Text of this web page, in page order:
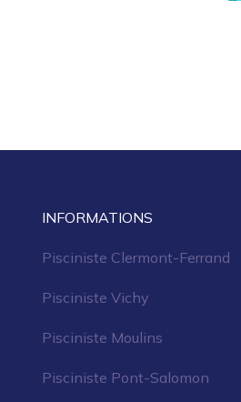
INFORMATIONS
Pisciniste Clermont-Ferrand
Pisciniste Vichy
Pisciniste Moulins
Pisciniste Pont-Salomon